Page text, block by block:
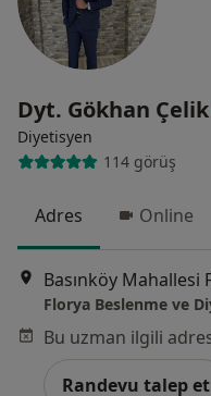
Dyt. Gökhan Çelik
Diyetisyen
114 görüş
Adres Online
Randevu talep et